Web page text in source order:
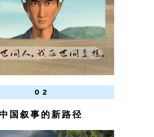
0 2
中国叙事的新路径